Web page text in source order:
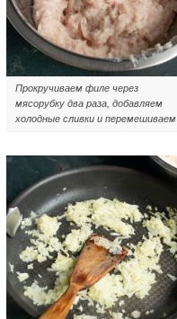
Прокручиваем филе через
мясорубку два раза, добавляем
холодные сливки и перемешиваем